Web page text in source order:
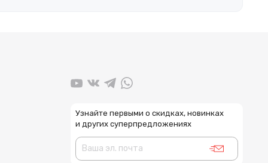
Узнайте первыми о скидках, новинках
и других суперпредложениях